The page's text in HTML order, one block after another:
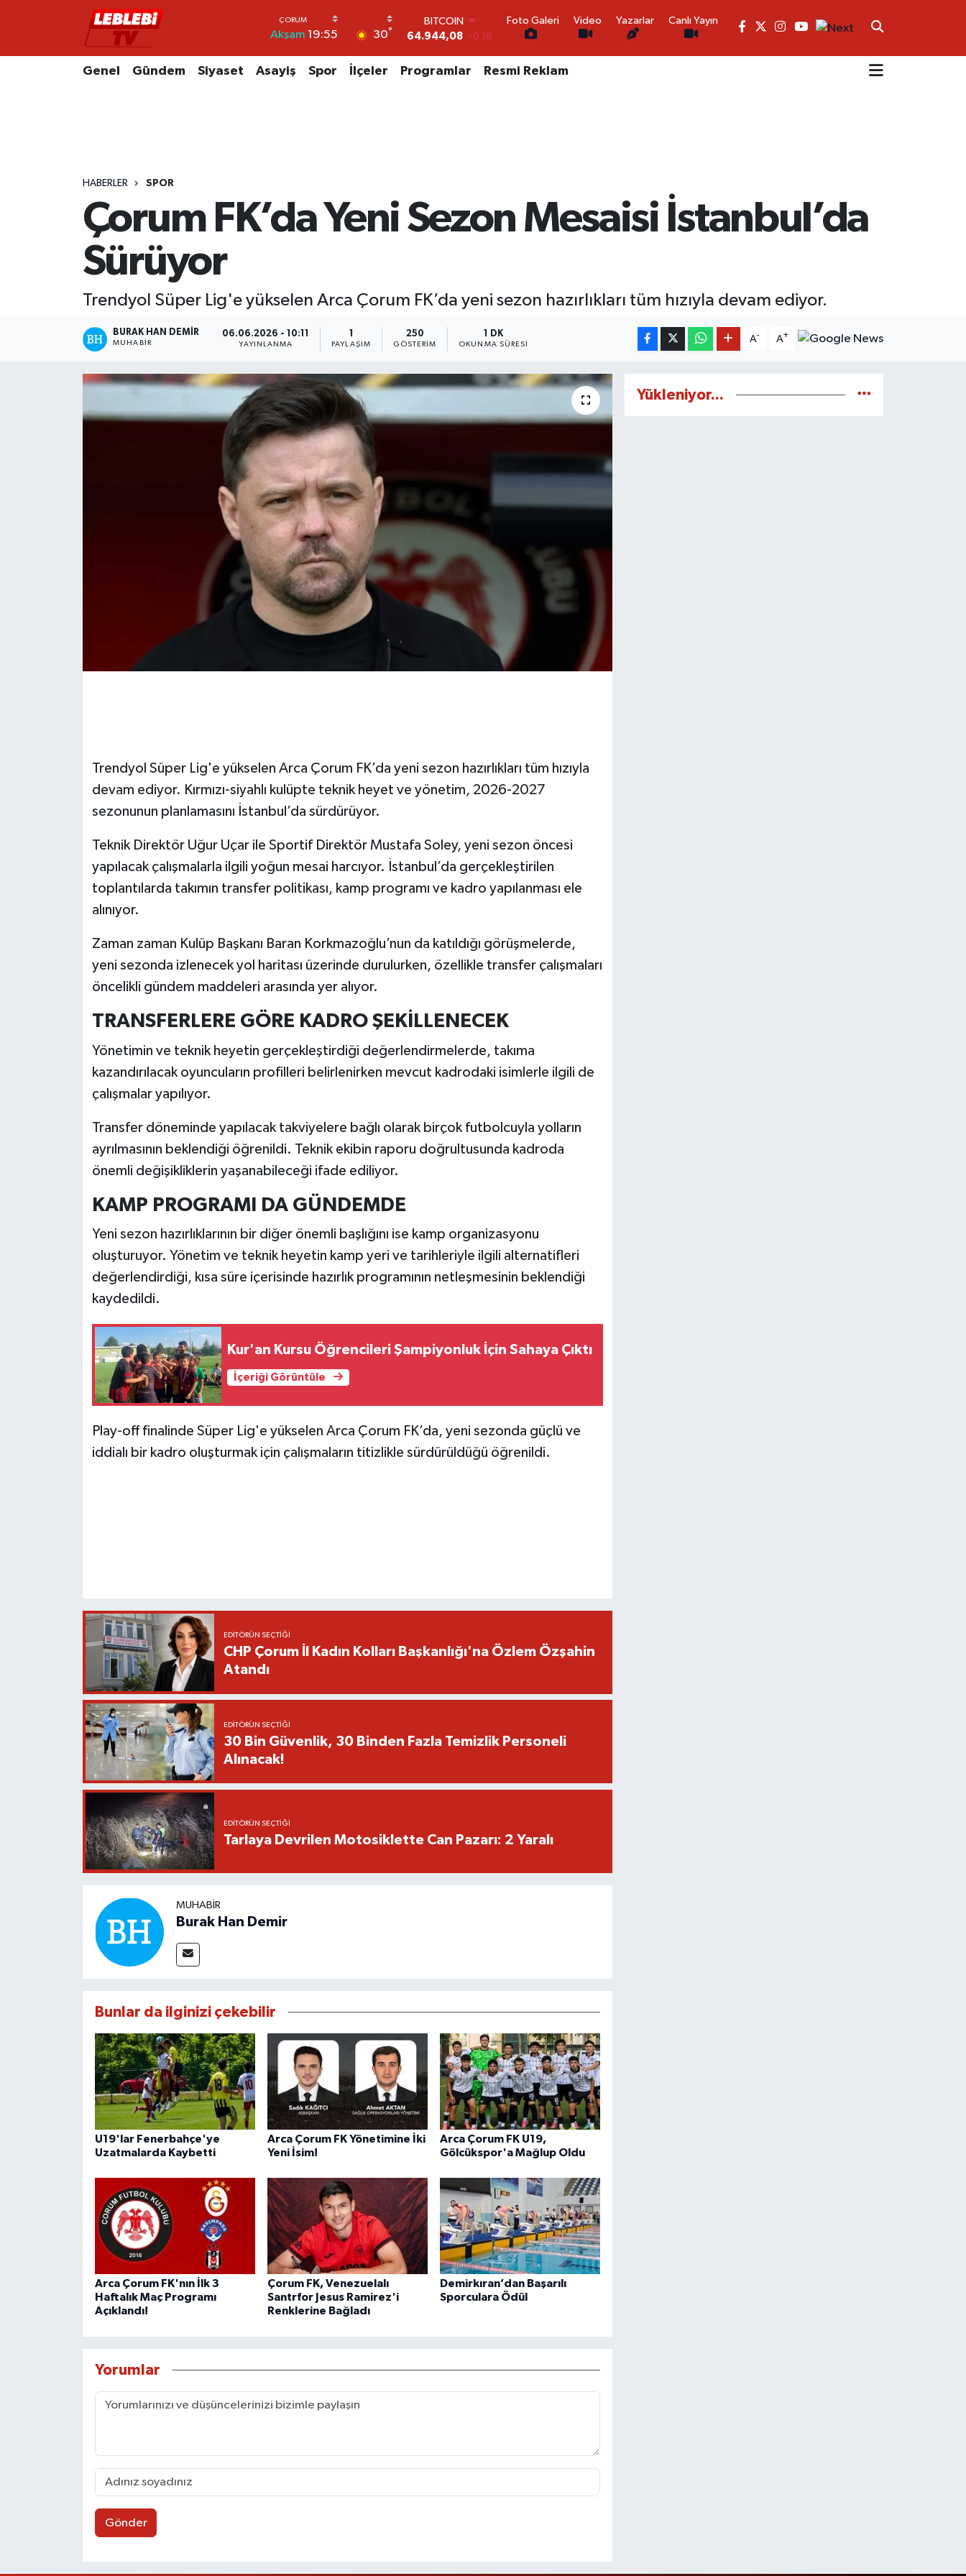
Akşam 19:55 30°
64.944,08 -0.18
DOLAR
55,2510 0.32
Foto Galeri Video Yazarlar Canlı Yayın
Genel Gündem Siyaset Asayiş Spor İlçeler Programlar Resmi Reklam
HABERLER SPOR
Çorum FK’da Yeni Sezon Mesaisi İstanbul’da
Sürüyor
Trendyol Süper Lig'e yükselen Arca Çorum FK’da yeni sezon hazırlıkları tüm hızıyla devam ediyor.
BURAK HAN DEMIR
MUHABIR
06.06.2026 - 10:11
YAYINLANMA
1
PAYLAŞIM
250
GÖSTERIM
1 DK
OKUNMA SÜRESI
A- A+
Trendyol Süper Lig'e yükselen Arca Çorum FK’da yeni sezon hazırlıkları tüm hızıyla
devam ediyor. Kırmızı-siyahlı kulüpte teknik heyet ve yönetim, 2026-2027
sezonunun planlamasını İstanbul’da sürdürüyor.
Teknik Direktör Uğur Uçar ile Sportif Direktör Mustafa Soley, yeni sezon öncesi
yapılacak çalışmalarla ilgili yoğun mesai harcıyor. İstanbul’da gerçekleştirilen
toplantılarda takımın transfer politikası, kamp programı ve kadro yapılanması ele
alınıyor.
Zaman zaman Kulüp Başkanı Baran Korkmazoğlu’nun da katıldığı görüşmelerde,
yeni sezonda izlenecek yol haritası üzerinde durulurken, özellikle transfer çalışmaları
öncelikli gündem maddeleri arasında yer alıyor.
TRANSFERLERE GÖRE KADRO ŞEKİLLENECEK
Yönetimin ve teknik heyetin gerçekleştirdiği değerlendirmelerde, takıma
kazandırılacak oyuncuların profilleri belirlenirken mevcut kadrodaki isimlerle ilgili de
çalışmalar yapılıyor.
Transfer döneminde yapılacak takviyelere bağlı olarak birçok futbolcuyla yolların
ayrılmasının beklendiği öğrenildi. Teknik ekibin raporu doğrultusunda kadroda
önemli değişikliklerin yaşanabileceği ifade ediliyor.
KAMP PROGRAMI DA GÜNDEMDE
Yeni sezon hazırlıklarının bir diğer önemli başlığını ise kamp organizasyonu
oluşturuyor. Yönetim ve teknik heyetin kamp yeri ve tarihleriyle ilgili alternatifleri
değerlendirdiği, kısa süre içerisinde hazırlık programının netleşmesinin beklendiği
kaydedildi.
Kur'an Kursu Öğrencileri Şampiyonluk İçin Sahaya Çıktı
İçeriği Görüntüle
Play-off finalinde Süper Lig'e yükselen Arca Çorum FK’da, yeni sezonda güçlü ve
iddialı bir kadro oluşturmak için çalışmaların titizlikle sürdürüldüğü öğrenildi.
EDITÖRÜN SEÇTIĞI
CHP Çorum İl Kadın Kolları Başkanlığı'na Özlem Özşahin
Atandı
EDITÖRÜN SEÇTIĞI
30 Bin Güvenlik, 30 Binden Fazla Temizlik Personeli
Alınacak!
EDITÖRÜN SEÇTIĞI
Tarlaya Devrilen Motosiklette Can Pazarı: 2 Yaralı
MUHABIR
Burak Han Demir
Bunlar da ilginizi çekebilir
U19'lar Fenerbahçe'ye
Uzatmalarda Kaybetti
Arca Çorum FK Yönetimine İki
Yeni İsim!
Arca Çorum FK U19,
Gölcükspor'a Mağlup Oldu
Arca Çorum FK'nın İlk 3
Haftalık Maç Programı
Açıklandı!
Çorum FK, Venezuelalı
Santrfor Jesus Ramirez'i
Renklerine Bağladı
Demirkıran’dan Başarılı
Sporculara Ödül
Yorumlar
Gönder
Yükleniyor...
Hava Durumu
Tüm Manşetler
Son Dakika Haberleri
Haber Arşivi